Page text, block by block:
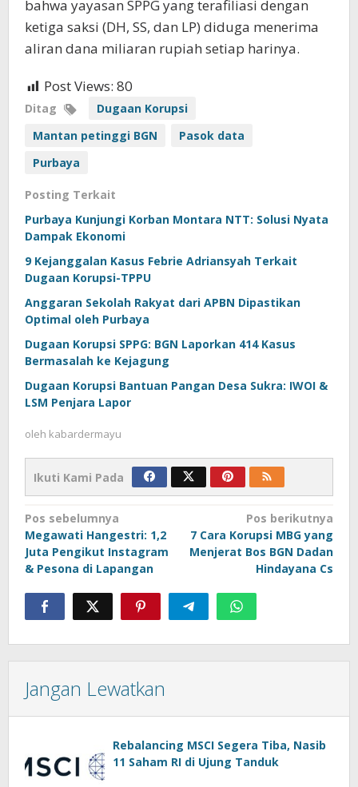
bahwa yayasan SPPG yang terafiliasi dengan
ketiga saksi (DH, SS, dan LP) diduga menerima
aliran dana miliaran rupiah setiap harinya.
Post Views: 80
Ditag
Dugaan Korupsi
Mantan petinggi BGN
Pasok data
Purbaya
Posting Terkait
Purbaya Kunjungi Korban Montara NTT: Solusi Nyata
Dampak Ekonomi
9 Kejanggalan Kasus Febrie Adriansyah Terkait
Dugaan Korupsi-TPPU
Anggaran Sekolah Rakyat dari APBN Dipastikan
Optimal oleh Purbaya
Dugaan Korupsi SPPG: BGN Laporkan 414 Kasus
Bermasalah ke Kejagung
Dugaan Korupsi Bantuan Pangan Desa Sukra: IWOI &
LSM Penjara Lapor
oleh kabardermayu
Ikuti Kami Pada
Navigasi
pos
Pos sebelumnya
Megawati Hangestri: 1,2
Juta Pengikut Instagram
& Pesona di Lapangan
Pos berikutnya
7 Cara Korupsi MBG yang
Menjerat Bos BGN Dadan
Hindayana Cs
Jangan Lewatkan
Rebalancing MSCI Segera Tiba, Nasib
11 Saham RI di Ujung Tanduk